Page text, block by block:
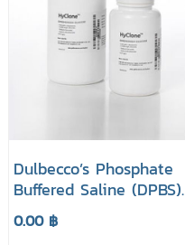
Dulbecco’s Phosphate
Buffered Saline (DPBS),
without Calcium,
Magnesium (Powder)
0.00 ฿